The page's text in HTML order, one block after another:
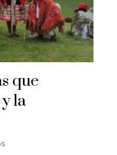
que
la